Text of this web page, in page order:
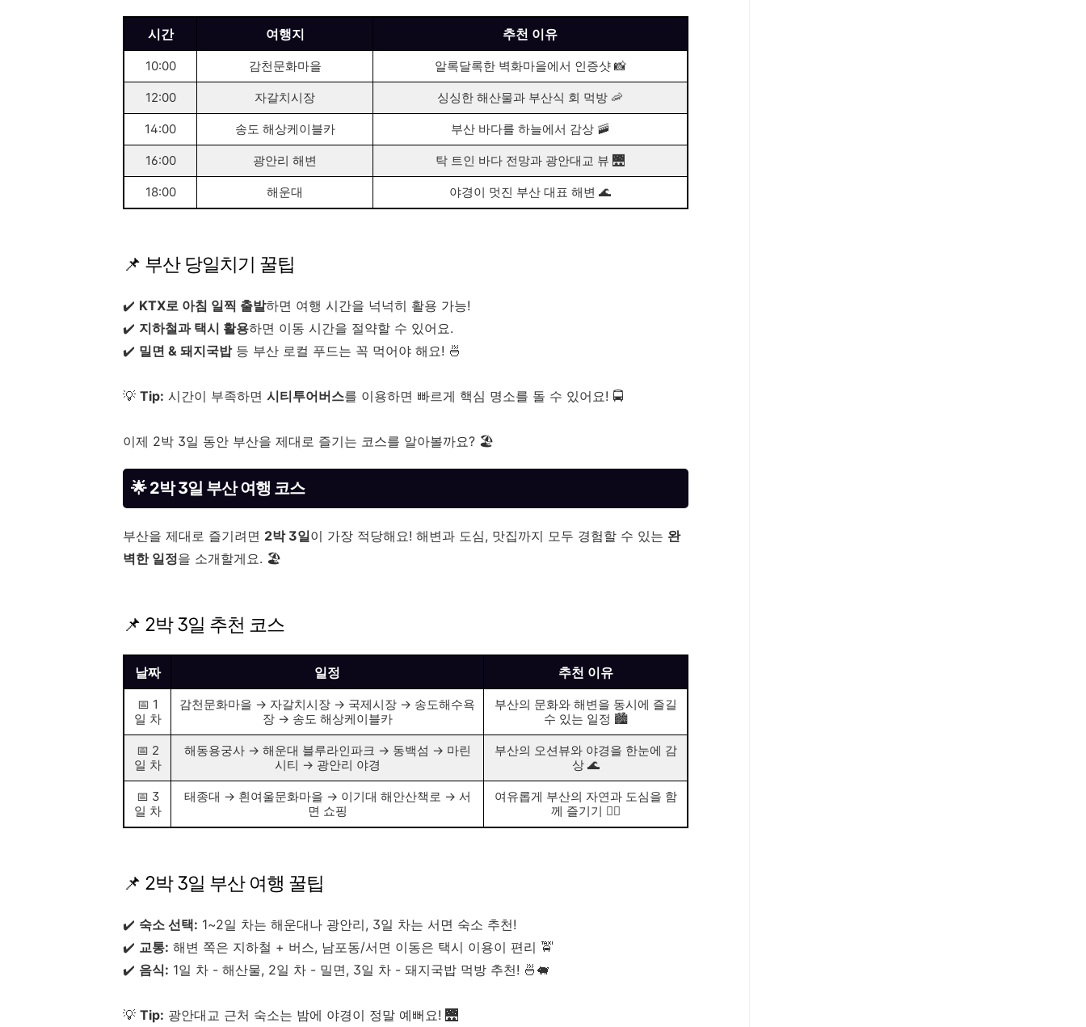
시간 여행지 추천 이유
10:00 감천문화마을 알록달록한 벽화마을에서 인증샷 📸
12:00 자갈치시장 싱싱한 해산물과 부산식 회 먹방 🦐
14:00 송도 해상케이블카 부산 바다를 하늘에서 감상 🚠
16:00 광안리 해변 탁 트인 바다 전망과 광안대교 뷰 🌉
18:00 해운대 야경이 멋진 부산 대표 해변 🌊
📌 부산 당일치기 꿀팁
✔️ KTX로 아침 일찍 출발하면 여행 시간을 넉넉히 활용 가능!
✔️ 지하철과 택시 활용하면 이동 시간을 절약할 수 있어요.
✔️ 밀면 & 돼지국밥등 부산 로컬 푸드는 꼭 먹어야 해요! 🍜
💡 Tip: 시간이 부족하면 시티투어버스를 이용하면 빠르게 핵심 명소를 돌 수 있어요! 🚍
이제 2박 3일 동안 부산을 제대로 즐기는 코스를 알아볼까요? 🏖️
🌟 2박 3일 부산 여행 코스
부산을 제대로 즐기려면 2박 3일이 가장 적당해요! 해변과 도심, 맛집까지 모두 경험할 수 있는 완
벽한 일정을 소개할게요. 🏖️
📌 2박 3일 추천 코스
날짜 일정 추천 이유
📅 1
일 차
감천문화마을 → 자갈치시장 → 국제시장 → 송도해수욕
장 → 송도 해상케이블카
부산의 문화와 해변을 동시에 즐길
수 있는 일정 🏙️
📅 2
일 차
해동용궁사 → 해운대 블루라인파크 → 동백섬 → 마린
시티 → 광안리 야경
부산의 오션뷰와 야경을 한눈에 감
상 🌊
📅 3
일 차
태종대 → 흰여울문화마을 → 이기대 해안산책로 → 서
면 쇼핑
여유롭게 부산의 자연과 도심을 함
께 즐기기 🚶‍♂️
📌 2박 3일 부산 여행 꿀팁
✔️ 숙소 선택: 1~2일 차는 해운대나 광안리, 3일 차는 서면 숙소 추천!
✔️ 교통: 해변 쪽은 지하철 + 버스, 남포동/서면 이동은 택시 이용이 편리 🚖
✔️ 음식: 1일 차 - 해산물, 2일 차 - 밀면, 3일 차 - 돼지국밥 먹방 추천! 🍜🐖
💡 Tip: 광안대교 근처 숙소는 밤에 야경이 정말 예뻐요! 🌉